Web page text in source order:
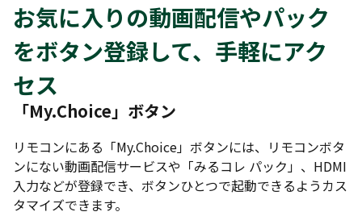
お気に入りの動画配信やパック
をボタン登録して、手軽にアク
セス
「My.Choice」ボタン
リモコンにある「My.Choice」ボタンには、リモコンボタ
ンにない動画配信サービスや「みるコレ パック」、HDMI
入力などが登録でき、ボタンひとつで起動できるようカス
タマイズできます。